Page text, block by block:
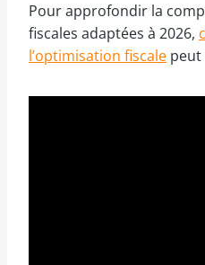
Pour approfondir la
fiscales adaptées à 2026,
l’optimisation fiscale peut